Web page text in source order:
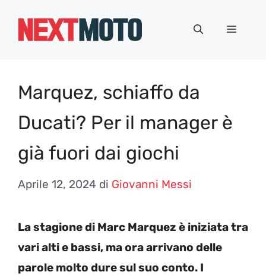
Menu
Marquez, schiaffo da
Ducati? Per il manager è
già fuori dai giochi
Aprile 12, 2024 di Giovanni Messi
La stagione di Marc Marquez è iniziata tra
vari alti e bassi, ma ora arrivano delle
parole molto dure sul suo conto. I